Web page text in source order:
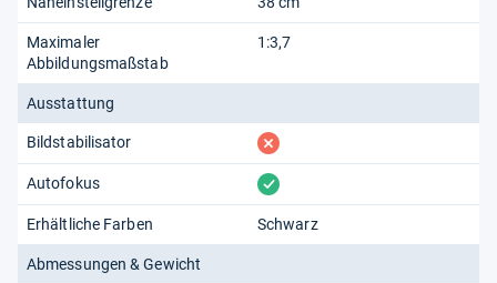
Maximaler
Abbildungsmaßstab
1:3,7
Ausstattung
Bildstabilisator fehlt
Autofokus vorhanden
Erhältliche Farben Schwarz
Abmessungen & Gewicht